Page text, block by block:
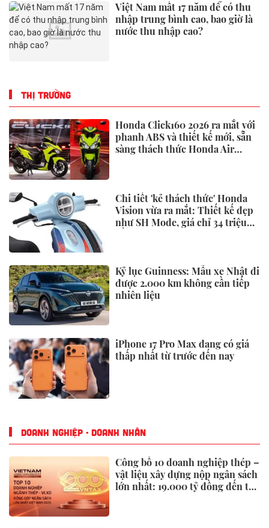
Việt Nam mất 17 năm để có thu
nhập trung bình cao, bao giờ là
nước thu nhập cao?
THỊ TRƯỜNG
Honda Click160 2026 ra mắt với
phanh ABS và thiết kế mới, sẵn
sàng thách thức Honda Air
Chi tiết 'kẻ thách thức' Honda
Vision vừa ra mắt: Thiết kế đẹp
như SH Mode, giá chỉ 34 triệu
Kỷ lục Guinness: Mẫu xe Nhật đi
được 2.000 km không cần tiếp
nhiên liệu
iPhone 17 Pro Max đang có giá
thấp nhất từ trước đến nay
DOANH NGHIỆP - DOANH NHÂN
Công bố 10 doanh nghiệp thép –
vật liệu xây dựng nộp ngân sách
lớn nhất: 19.000 tỷ đồng đến từ